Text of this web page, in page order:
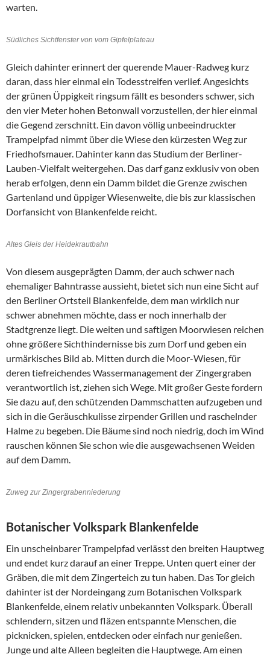
warten.
Südliches Sichtfenster von vom Gipfelplateau
Gleich dahinter erinnert der querende Mauer-Radweg kurz
daran, dass hier einmal ein Todesstreifen verlief. Angesichts
der grünen Üppigkeit ringsum fällt es besonders schwer, sich
den vier Meter hohen Betonwall vorzustellen, der hier einmal
die Gegend zerschnitt. Ein davon völlig unbeeindruckter
Trampelpfad nimmt über die Wiese den kürzesten Weg zur
Friedhofsmauer. Dahinter kann das Studium der Berliner-
Lauben-Vielfalt weitergehen. Das darf ganz exklusiv von oben
herab erfolgen, denn ein Damm bildet die Grenze zwischen
Gartenland und üppiger Wiesenweite, die bis zur klassischen
Dorfansicht von Blankenfelde reicht.
Altes Gleis der Heidekrautbahn
Von diesem ausgeprägten Damm, der auch schwer nach
ehemaliger Bahntrasse aussieht, bietet sich nun eine Sicht auf
den Berliner Ortsteil Blankenfelde, dem man wirklich nur
schwer abnehmen möchte, dass er noch innerhalb der
Stadtgrenze liegt. Die weiten und saftigen Moorwiesen reichen
ohne größere Sichthindernisse bis zum Dorf und geben ein
urmärkisches Bild ab. Mitten durch die Moor-Wiesen, für
deren tiefreichendes Wassermanagement der Zingergraben
verantwortlich ist, ziehen sich Wege. Mit großer Geste fordern
Sie dazu auf, den schützenden Dammschatten aufzugeben und
sich in die Geräuschkulisse zirpender Grillen und raschelnder
Halme zu begeben. Die Bäume sind noch niedrig, doch im Wind
rauschen können Sie schon wie die ausgewachsenen Weiden
auf dem Damm.
Zuweg zur Zingergrabenniederung
Botanischer Volkspark Blankenfelde
Ein unscheinbarer Trampelpfad verlässt den breiten Hauptweg
und endet kurz darauf an einer Treppe. Unten quert einer der
Gräben, die mit dem Zingerteich zu tun haben. Das Tor gleich
dahinter ist der Nordeingang zum Botanischen Volkspark
Blankenfelde, einem relativ unbekannten Volkspark. Überall
schlendern, sitzen und fläzen entspannte Menschen, die
picknicken, spielen, entdecken oder einfach nur genießen.
Junge und alte Alleen begleiten die Hauptwege. Am einen